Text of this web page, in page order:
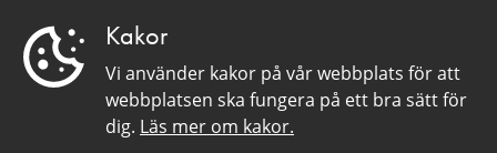
Kakor
Vi använder kakor på vår webbplats för att
webbplatsen ska fungera på ett bra sätt för
dig. Läs mer om kakor.